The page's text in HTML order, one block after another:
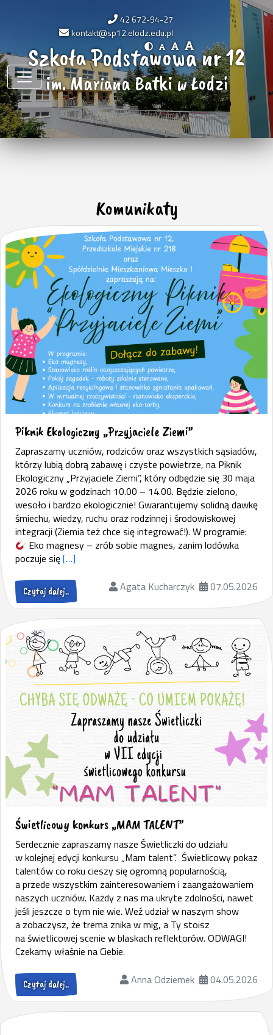
42 672-94-27
kontakt@sp12.elodz.edu.pl
Szkoła Podstawowa nr 12
im. Mariana Batki w Łodzi
Komunikaty
Piknik Ekologiczny „Przyjaciele Ziemi”
Zapraszamy uczniów, rodziców oraz wszystkich sąsiadów,
którzy lubią dobrą zabawę i czyste powietrze, na Piknik
Ekologiczny „Przyjaciele Ziemi”, który odbędzie się 30 maja
2026 roku w godzinach 10.00 – 14.00. Będzie zielono,
wesoło i bardzo ekologicznie! Gwarantujemy solidną dawkę
śmiechu, wiedzy, ruchu oraz rodzinnej i środowiskowej
integracji (Ziemia też chce się integrować!). W programie:
Eko magnesy – zrób sobie magnes, zanim lodówka
poczuje się[…]
Czytaj dalej.. Agata Kucharczyk 07.05.2026
Świetlicowy konkurs „MAM TALENT”
Serdecznie zapraszamy nasze Świetliczki do udziału
w kolejnej edycji konkursu „Mam talent”. Świetlicowy pokaz
talentów co roku cieszy się ogromną popularnością,
a przede wszystkim zainteresowaniem i zaangażowaniem
naszych uczniów. Każdy z nas ma ukryte zdolności, nawet
jeśli jeszcze o tym nie wie. Weź udział w naszym show
a zobaczysz, że trema znika w mig, a Ty stoisz
na świetlicowej scenie w blaskach reflektorów. ODWAGI!
Czekamy właśnie na Ciebie.
Czytaj dalej.. Anna Odziemek 04.05.2026